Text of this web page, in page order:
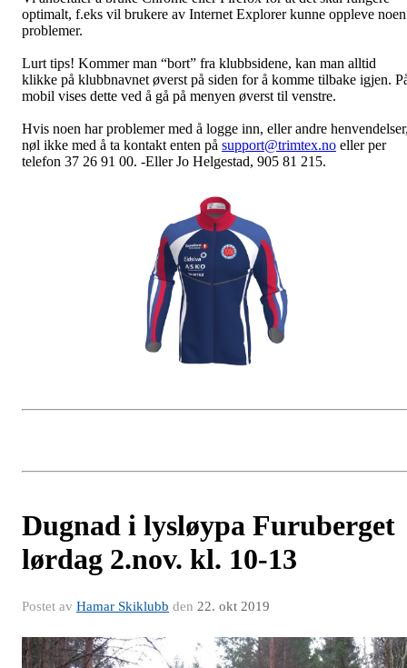
optimalt, f.eks vil brukere av Internet Explorer kunne oppleve noen
problemer.
Lurt tips! Kommer man “bort” fra klubbsidene, kan man alltid
klikke på klubbnavnet øverst på siden for å komme tilbake igjen.
mobil vises dette ved å gå på menyen øverst til venstre.
Hvis noen har problemer med å logge inn, eller andre
nøl ikke med å ta kontakt enten på support@trimtex.no eller per
telefon 37 26 91 00. -Eller Jo Helgestad, 905 81 215.
Dugnad i lysløypa Furuberget
lørdag 2.nov. kl. 10-13
Postet av Hamar Skiklubb den 22. okt 2019